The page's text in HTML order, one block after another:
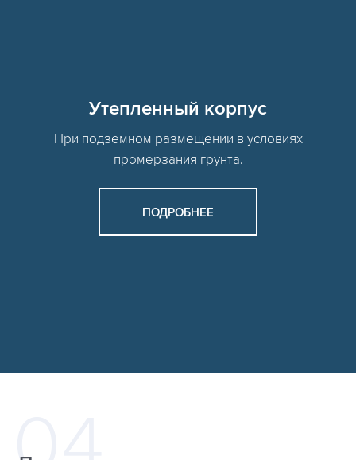
Утепленный корпус
При подземном размещении в условиях
промерзания грунта.
ПОДРОБНЕЕ